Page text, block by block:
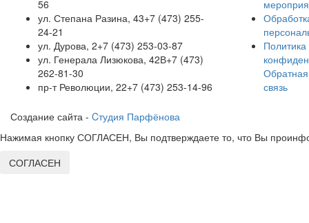
56
ул. Степана Разина, 43+7 (473) 255-
24-21
ул. Дурова, 2+7 (473) 253-03-87
ул. Генерала Лизюкова, 42В+7 (473)
262-81-30
пр-т Революции, 22+7 (473) 253-14-96
Политика
Обратная
связь
Создание сайта - Cтудия Парфёнова
Нажимая кнопку СОГЛАСЕН, Вы подтверждаете то, что Вы
СОГЛАСЕН